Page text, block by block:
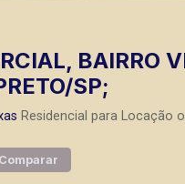
BAIRRO
SP;
Residencial para Locação
Comparar